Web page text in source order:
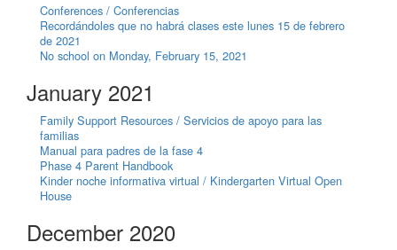
Conferences / Conferencias
Recordándoles que no habrá clases este lunes 15 de febrero
de 2021
No school on Monday, February 15, 2021
January 2021
Family Support Resources / Servicios de apoyo para las
familias
Manual para padres de la fase 4
Phase 4 Parent Handbook
Kinder noche informativa virtual / Kindergarten Virtual Open
House
December 2020